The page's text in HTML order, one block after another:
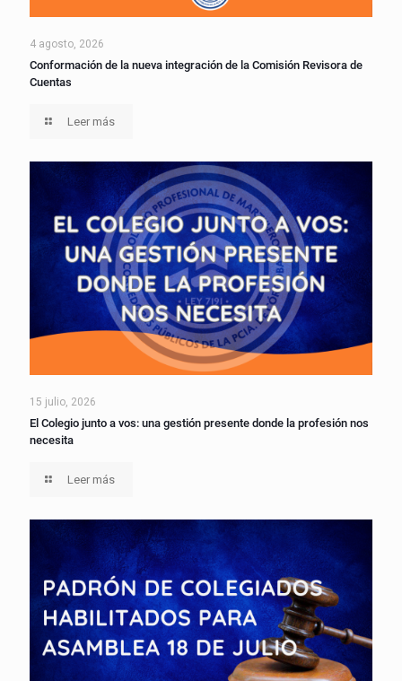
4 agosto, 2026
Conformación de la nueva integración de la Comisión Revisora de
Cuentas
Leer más
15 julio, 2026
El Colegio junto a vos: una gestión presente donde la profesión nos
necesita
Leer más